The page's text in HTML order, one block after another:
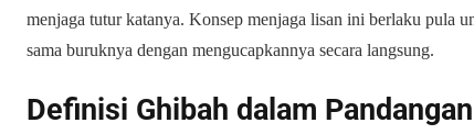
menjaga tutur katanya. Konsep menjaga lisan ini berlaku pula
sama buruknya dengan mengucapkannya secara langsung.
Definisi Ghibah dalam